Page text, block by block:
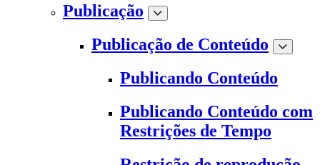
Publicação
Publicação de Conteúdo
Publicando Conteúdo
Publicando Conteúdo com
Restrições de Tempo